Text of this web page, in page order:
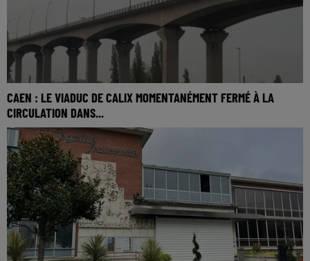
CAEN : LE VIADUC DE CALIX MOMENTANÉMENT FERMÉ À LA
CIRCULATION DANS...